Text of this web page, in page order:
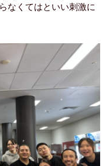
なくてはといい刺激に